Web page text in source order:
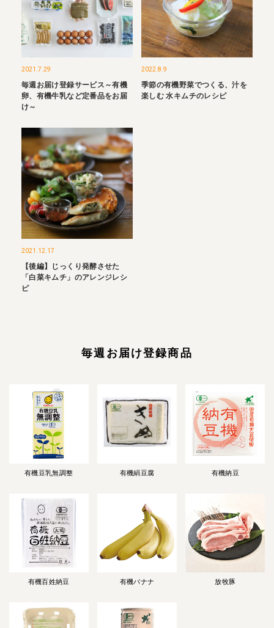
2021.7.29
毎週お届け登録サービス～有機
卵、有機牛乳など定番品をお届
け～
2022.8.9
季節の有機野菜でつくる、汁を
楽しむ 水キムチのレシピ
2021.12.17
【後編】じっくり発酵させた
「白菜キムチ」のアレンジレシ
ピ
毎週お届け登録商品
有機豆乳無調整 有機絹豆腐 有機納豆
有機百姓納豆 有機バナナ 放牧豚